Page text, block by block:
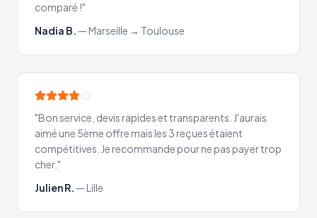
comparé !"
Nadia B. —Marseille → Toulouse
"Bon service, devis rapides et transparents. J'aurais
aimé une 5ème offre mais les 3 reçues étaient
compétitives. Je recommande pour ne pas payer trop
cher."
Julien R. —Lille